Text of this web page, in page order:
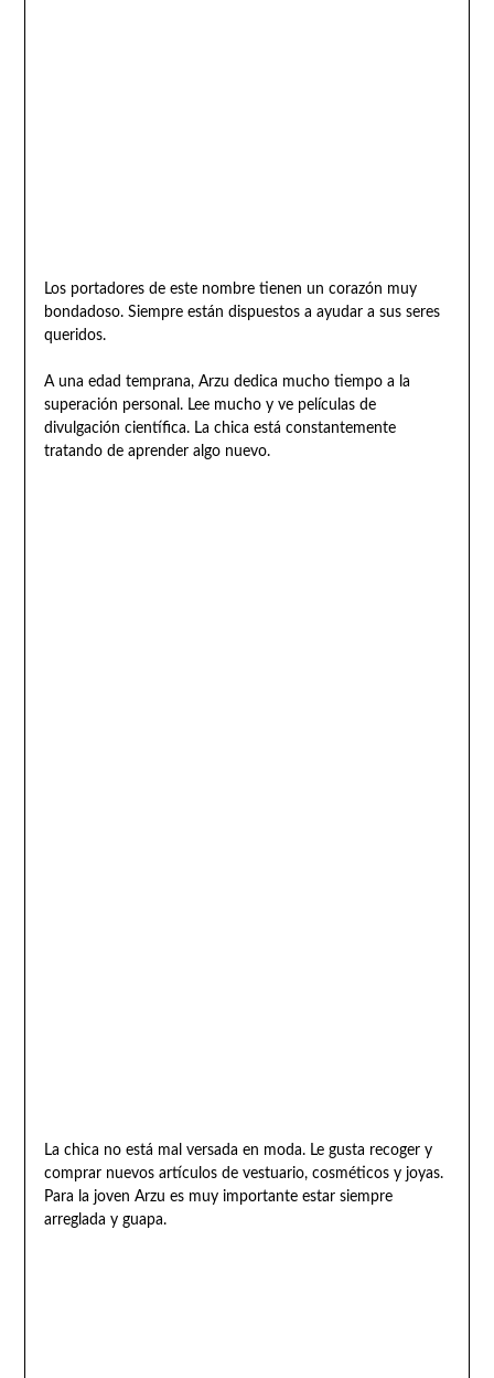
Los portadores de este nombre tienen un corazón muy
bondadoso. Siempre están dispuestos a ayudar a sus seres
queridos.
A una edad temprana, Arzu dedica mucho tiempo a la
superación personal. Lee mucho y ve películas de
divulgación científica. La chica está constantemente
tratando de aprender algo nuevo.
La chica no está mal versada en moda. Le gusta recoger y
comprar nuevos artículos de vestuario, cosméticos y joyas.
Para la joven Arzu es muy importante estar siempre
arreglada y guapa.